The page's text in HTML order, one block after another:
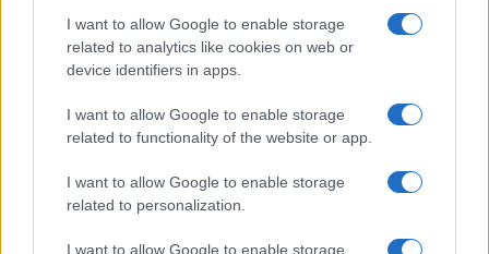
I want to allow Google to enable storage
related to analytics like cookies on web or
device identifiers in apps.
I want to allow Google to enable storage
related to functionality of the website or app.
I want to allow Google to enable storage
related to personalization.
I want to allow Google to enable storage
Michelle Hunziker in Gallura, bella anche dal
vivo: un amico vip svela come fa
Calangianus, dopo le polemiche il centro
accoglienza minori chiude
Olbia, divieto di sosta contro spaccio e degrado: